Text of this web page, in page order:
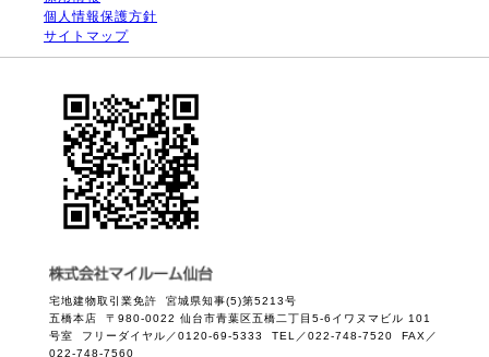
個人情報保護方針
サイトマップ
宅地建物取引業免許 宮城県知事(5)第5213号
五橋本店 〒980-0022 仙台市青葉区五橋二丁目5-6イワヌマビル 101
号室 フリーダイヤル／0120-69-5333 TEL／022-748-7520 FAX／
022-748-7560